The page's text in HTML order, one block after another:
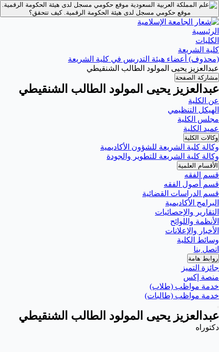
موقع حكومي مسجل لدى هيئة الحكومة الرقمية.
موقع حكومي مسجل لدى هيئة الحكومة الرقمية.كيف تتحقق؟
الرئيسية
الكليات
كلية الشريعة
(محذوف) أعضاء هيئة التدريس في كلية الشريعة
عبدالعزيز يحيى المولود الطالب الشنقيطي
مشاركة الصفحة
عبدالعزيز يحيى المولود الطالب الشنقيطي
عن الكلية
الهيكل التنظيمي
مجلس الكلية
عميد الكلية
وكالات الكلية
وكالة كلية الشريعة للشؤون الأكاديمية
وكالة كلية الشريعة للتطوير والجودة
الأقسام العلمية
قسم الفقه
قسم أصول الفقه
قسم الدراسات القضائية
البرامج الأكاديمية
التقارير والإحصائيات
الأنظمة واللوائح
الأخبار والإعلانات
وسائط الكلية
اتصل بنا
روابط هامة
جائزة التميز
منصة إكس
خدمة مواظب (طلاب)
خدمة مواظب (طالبات)
عبدالعزيز يحيى المولود الطالب الشنقيطي
دكتوراه